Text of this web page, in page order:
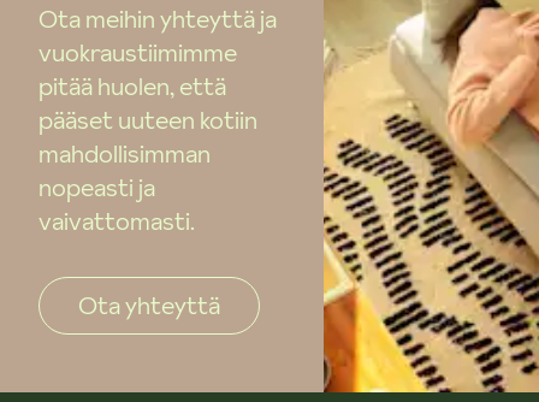
Ota meihin yhteyttä ja
vuokraustiimimme
pitää huolen, että
pääset uuteen kotiin
mahdollisimman
nopeasti ja
vaivattomasti.
Ota yhteyttä